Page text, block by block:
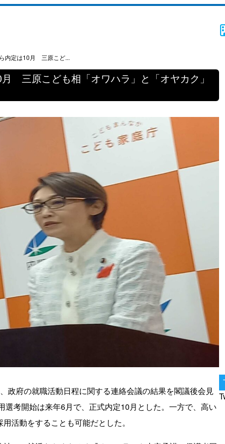
内定は10月 三原こど...
三原こども相「オワハラ」と「オヤカク」
政府の就職活動日程に関する連絡会議の結果を閣議後会見
選考開始は来年6月で、正式内定10月とした。一方で、高い
活動をすることも可能だとした。